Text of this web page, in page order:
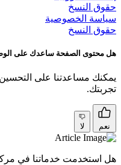
حقوق النسخ
سياسة الخصوصية
حقوق النسخ
هل محتوى الصفحة ساعدك على
يمكنك مساعدتنا على
تجربتك.
نعم لا
هل استخدمت خدماتنا في